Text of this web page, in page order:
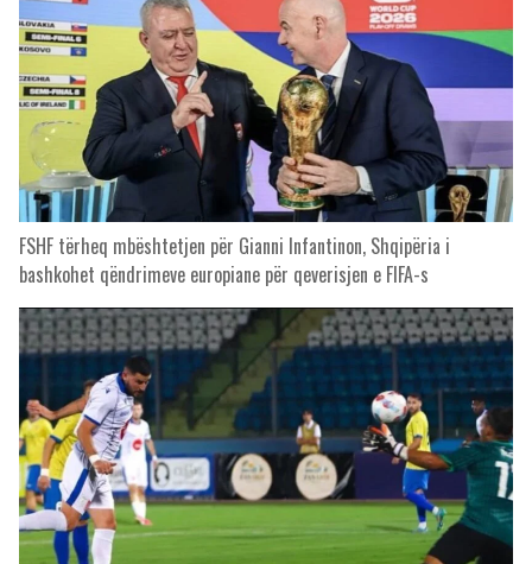
FSHF tërheq mbështetjen për Gianni Infantinon, Shqipëria i
bashkohet qëndrimeve europiane për qeverisjen e FIFA-s